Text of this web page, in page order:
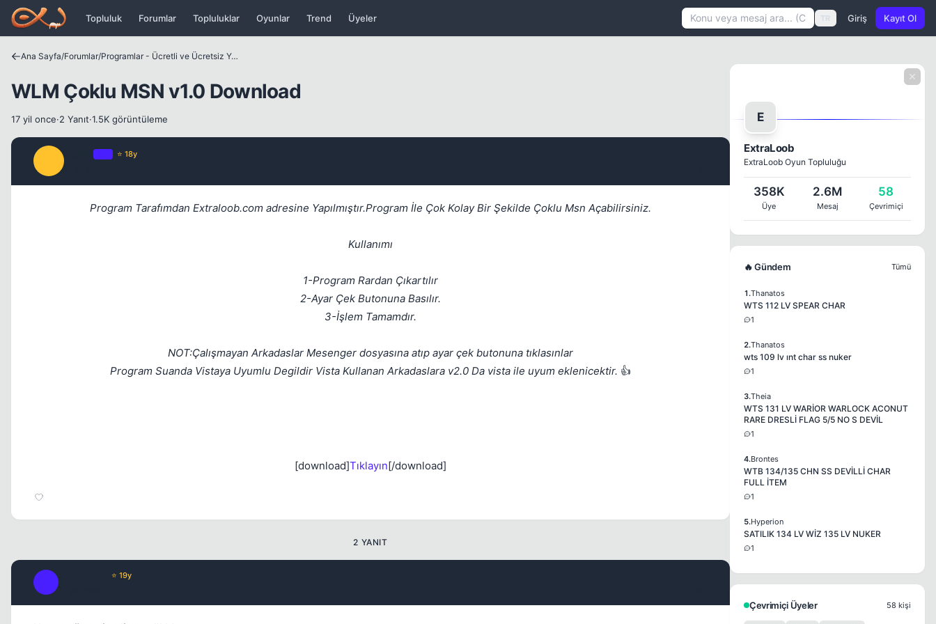
Icerige atla
Topluluk Forumlar Topluluklar Oyunlar Trend Üyeler TR Giriş Kayıt Ol
Ana Sayfa/Forumlar/ Programlar - Ücretli ve Ücretsiz Yazılımlar
WLM Çoklu MSN v1.0 Download
17 yil once·2 Yanıt·1.5K görüntüleme
⭐ 18y
Program Tarafımdan Extraloob.com adresine Yapılmıştır.Program İle Çok Kolay Bir Şekilde Çoklu Msn Açabilirsiniz.
Kullanımı
1-Program Rardan Çıkartılır
2-Ayar Çek Butonuna Basılır.
3-İşlem Tamamdır.
NOT:Çalışmayan Arkadaslar Mesenger dosyasına atıp ayar çek butonuna tıklasınlar
Program Suanda Vistaya Uyumlu Degildir Vista Kullanan Arkadaslara v2.0 Da vista ile uyum eklenicektir. 👍
[download]Tıklayın[/download]
2 YANIT
⭐ 19y
E
ExtraLoob
ExtraLoob Oyun Topluluğu
358K
Üye
2.6M
Mesaj
58
Çevrimiçi
🔥 Gündem Tümü
1.Thanatos
WTS 112 LV SPEAR CHAR
1
2.Thanatos
wts 109 lv ınt char ss nuker
1
3.Theia
WTS 131 LV WARİOR WARLOCK ACONUT
RARE DRESLİ FLAG 5/5 NO S DEVİL
1
4.Brontes
WTB 134/135 CHN SS DEVİLLİ CHAR
FULL İTEM
1
5.Hyperion
SATILIK 134 LV WİZ 135 LV NUKER
1
Çevrimiçi Üyeler 58 kişi